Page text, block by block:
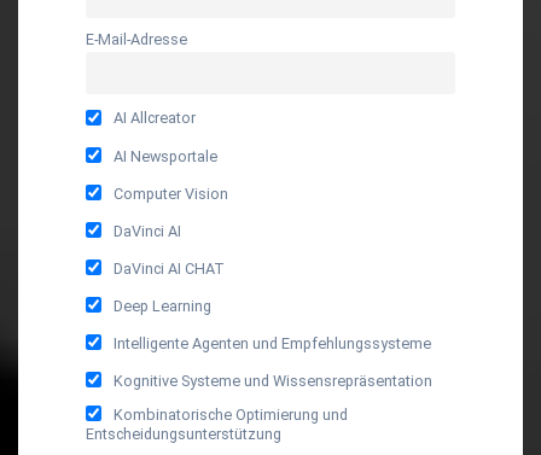
E-Mail-Adresse
AI Allcreator
AI Newsportale
Computer Vision
DaVinci AI
DaVinci AI CHAT
Deep Learning
Intelligente Agenten und Empfehlungssysteme
Kognitive Systeme und Wissensrepräsentation
Kombinatorische Optimierung und
Entscheidungsunterstützung